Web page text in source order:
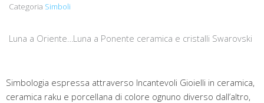
ceramica
quantità
Categoria Simboli
Luna a Oriente…Luna a Ponente ceramica e cristalli Swarovski
Simbologia espressa attraverso Incantevoli Gioielli in ceramica,
ceramica raku e porcellana di colore ognuno diverso dall’altro,